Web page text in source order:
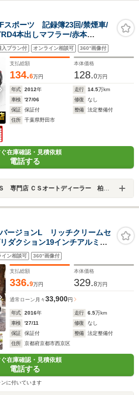
スポーツ 記録簿23回/禁煙車/
本出しマフラー/赤本
リアランスソナー/ステアリン
コントロール/エアシート/シー
イト
入プラン付 オンライン相談可 360°画像付
支払総額
134.6万円
本体価格
128.0万円
年式 2012年 走行 14.5万km
車検
'27/06 修復
なし
保証
保証付 整備
法定整備付
住所
千葉県野田市
在庫確認・見積依頼
電話する
ＣＳオートディーラー 柏インター店 中古車専門店
ージョンL リッチクリームセ
ダクション19インチアルミホ
スプレイ ブラインドスポッ
後ドラレコ キャンセラー
キー
イン相談可 360°画像付
支払総額
336.9万円
本体価格
329.8万円
通常ローン 月々33,900円
年式 2016年 走行 6.5万km
車検
'27/11 修復
なし
保証
保証付 整備
法定整備付
住所
京都府京都市西京区
在庫確認・見積依頼
電話する
に付いています